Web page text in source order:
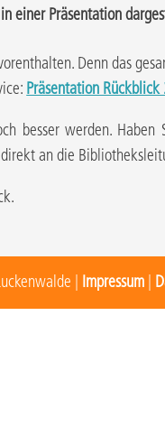
einer Präsentation
Denn das
Präsentation
besser werden. Haben
an die
| Impressum